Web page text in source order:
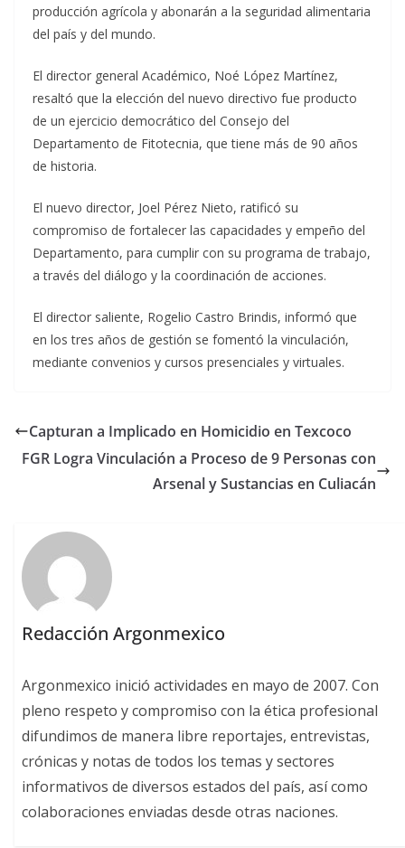
producción agrícola y abonarán a la seguridad alimentaria
del país y del mundo.
El director general Académico, Noé López Martínez,
resaltó que la elección del nuevo directivo fue producto
de un ejercicio democrático del Consejo del
Departamento de Fitotecnia, que tiene más de 90 años
de historia.
El nuevo director, Joel Pérez Nieto, ratificó su
compromiso de fortalecer las capacidades y empeño del
Departamento, para cumplir con su programa de trabajo,
a través del diálogo y la coordinación de acciones.
El director saliente, Rogelio Castro Brindis, informó que
en los tres años de gestión se fomentó la vinculación,
mediante convenios y cursos presenciales y virtuales.
Capturan a Implicado en Homicidio en Texcoco
FGR Logra Vinculación a Proceso de 9 Personas con
Arsenal y Sustancias en Culiacán
Redacción Argonmexico
Argonmexico inició actividades en mayo de 2007. Con
pleno respeto y compromiso con la ética profesional
difundimos de manera libre reportajes, entrevistas,
crónicas y notas de todos los temas y sectores
informativos de diversos estados del país, así como
colaboraciones enviadas desde otras naciones.